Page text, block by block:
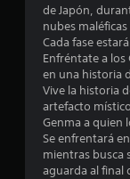
de Japón,
nubes
Cada fase
Enfréntate a
en una historia
Vive la historia
artefacto
Genma a quien
Se enfrentará
mientras busca
aguarda al final